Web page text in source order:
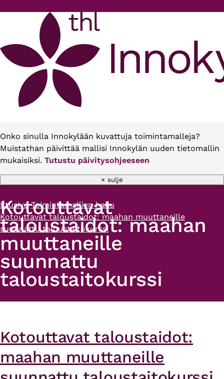
Onko sinulla Innokylään kuvattuja toimintamalleja?
Muistathan päivittää mallisi Innokylän uuden tietomallin
mukaisiksi. Tutustu päivitysohjeeseen
× sulje
Murupolku
Etusivu Toimintamallien haku
Kotouttavat taloustaidot: maahan muuttaneille
suunnattu taloustaitokurssi
Kotouttavat
taloustaidot: maahan
muuttaneille
suunnattu
taloustaitokurssi
Kotouttavat taloustaidot:
maahan muuttaneille